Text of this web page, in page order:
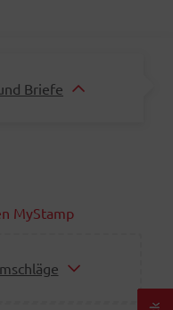
Briefe
MyStamp